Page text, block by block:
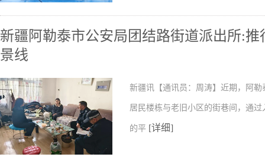
新疆阿勒泰市公安局团结路街道派出所:推
景线
新疆讯【通讯员：周涛】近期，阿
居民楼栋与老旧小区的街巷间，通
的平 [详细]